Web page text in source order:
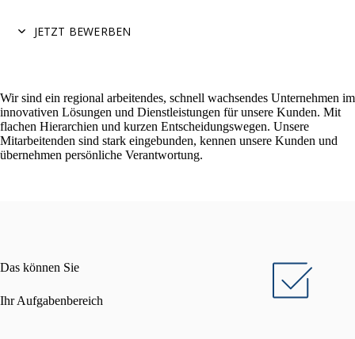
JETZT BEWERBEN
Wir sind ein regional arbeitendes, schnell wachsendes Unternehmen im
innovativen Lösungen und Dienstleistungen für unsere Kunden. Mit
flachen Hierarchien und kurzen Entscheidungswegen. Unsere
Mitarbeitenden sind stark eingebunden, kennen unsere Kunden und
übernehmen persönliche Verantwortung.
Das können Sie
Ihr Aufgabenbereich